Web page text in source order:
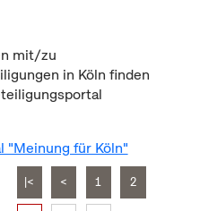
mit/zu
in Köln finden
"Meinung für Köln"
|< < 1 2